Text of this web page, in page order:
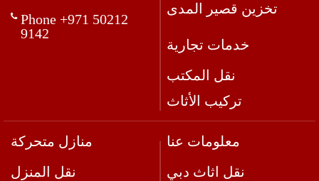
Phone +971 50212
9142
تخزين قصير المدى
خدمات تجارية
نقل المكتب
تركيب الأثاث
منازل متحركة
نقل المنزل
معلومات عنا
نقل اثاث دبي